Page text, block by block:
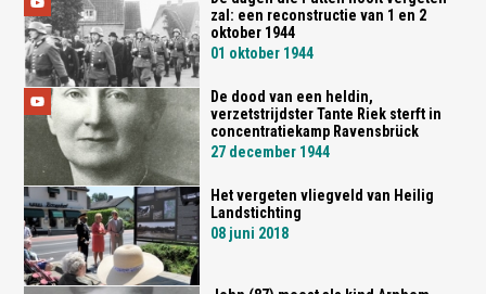
zal: een reconstructie van 1 en 2
oktober 1944
01 oktober 1944
De dood van een heldin,
verzetstrijdster Tante Riek sterft in
concentratiekamp Ravensbrück
27 december 1944
Het vergeten vliegveld van Heilig
Landstichting
08 juni 2018